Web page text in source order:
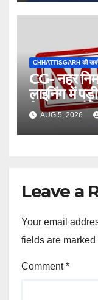
CHHATTISGARH की
CG- नहर
लाइनिंग में
विभाग का
AUG 5, 2026
Leave a
Your email
fields are marked
Comment*